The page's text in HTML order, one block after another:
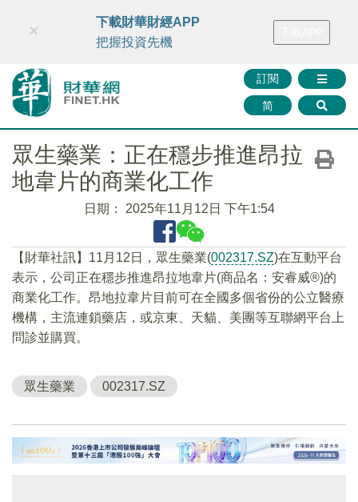
財華智庫網 FINTV FINMETA 財華證券 媒體矩陣
訂閱
简
×
下載財華財經APP
把握投資先機
眾生藥業：正在穩步推進昂拉
地韋片的商業化工作
日期： 2025年11月12日 下午1:54
【財華社訊】11月12日，眾生藥業(002317.SZ)在互動平台
表示，公司正在穩步推進昂拉地韋片(商品名：安睿威®)的
商業化工作。昂地拉韋片目前可在全國多個省份的公立醫療
機構，主流連鎖藥店，或京東、天貓、美團等互聯網平台上
問診並購買。
眾生藥業 002317.SZ